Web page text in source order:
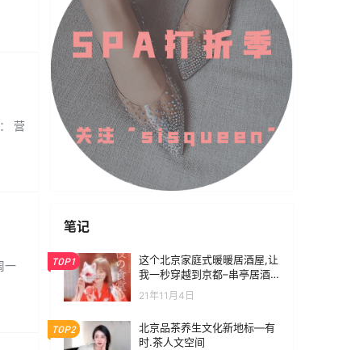
营
一
笔记
TOP1
这个北京家庭式暖暖居酒屋,让
我一秒穿越到京都–串亭居酒
屋(永泰庄店)
21年11月4日
TOP2
北京品茶养生文化新地标—有
时.茶人文空间